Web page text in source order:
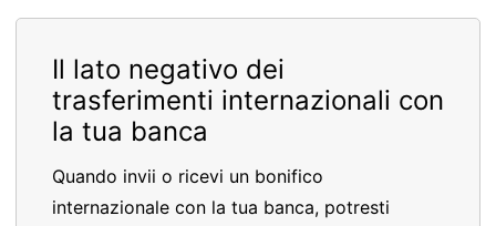
Il lato negativo dei
trasferimenti internazionali con
la tua banca
Quando invii o ricevi un bonifico
internazionale con la tua banca, potresti